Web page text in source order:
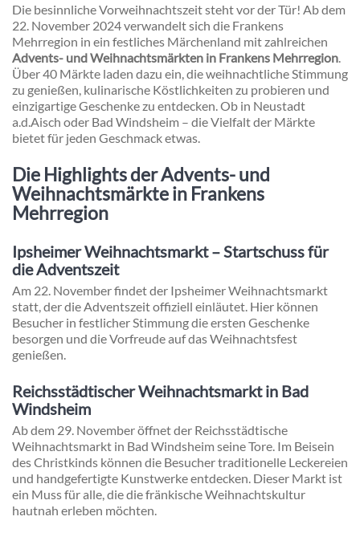
Die besinnliche Vorweihnachtszeit steht vor der Tür! Ab dem
22. November 2024 verwandelt sich die Frankens
Mehrregion in ein festliches Märchenland mit zahlreichen
Advents- und Weihnachtsmärkten in Frankens Mehrregion.
Über 40 Märkte laden dazu ein, die weihnachtliche Stimmung
zu genießen, kulinarische Köstlichkeiten zu probieren und
einzigartige Geschenke zu entdecken. Ob in Neustadt
a.d.Aisch oder Bad Windsheim – die Vielfalt der Märkte
bietet für jeden Geschmack etwas.
Die Highlights der Advents- und
Weihnachtsmärkte in Frankens
Mehrregion
Ipsheimer Weihnachtsmarkt – Startschuss für
die Adventszeit
Am 22. November findet der Ipsheimer Weihnachtsmarkt
statt, der die Adventszeit offiziell einläutet. Hier können
Besucher in festlicher Stimmung die ersten Geschenke
besorgen und die Vorfreude auf das Weihnachtsfest
genießen.
Reichsstädtischer Weihnachtsmarkt in Bad
Windsheim
Ab dem 29. November öffnet der Reichsstädtische
Weihnachtsmarkt in Bad Windsheim seine Tore. Im Beisein
des Christkinds können die Besucher traditionelle Leckereien
und handgefertigte Kunstwerke entdecken. Dieser Markt ist
ein Muss für alle, die die fränkische Weihnachtskultur
hautnah erleben möchten.